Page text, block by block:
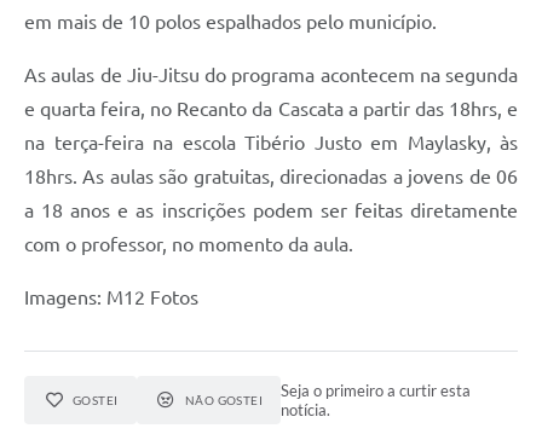
PROCON SR
Qualifica São Roque
Sala do Empreendedor - Licenciamento Municipal para MEI
SEBRAE Aqui
Secretaria de Saúde
SIC
FAQ - Perguntas frequentes
em mais de 10 polos espalhados pelo município.
As aulas de Jiu-Jitsu do programa acontecem na segunda
e quarta feira, no Recanto da Cascata a partir das 18hrs, e
na terça-feira na escola Tibério Justo em Maylasky, às
18hrs. As aulas são gratuitas, direcionadas a jovens de 06
a 18 anos e as inscrições podem ser feitas diretamente
com o professor, no momento da aula.
Imagens: M12 Fotos
GOSTEI NÃO GOSTEI
Seja o primeiro a curtir esta
notícia.